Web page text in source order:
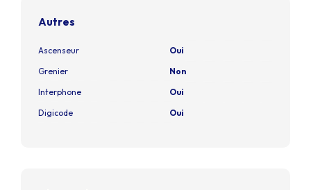
Autres
Ascenseur
Oui
Grenier
Non
Interphone
Oui
Digicode
Oui